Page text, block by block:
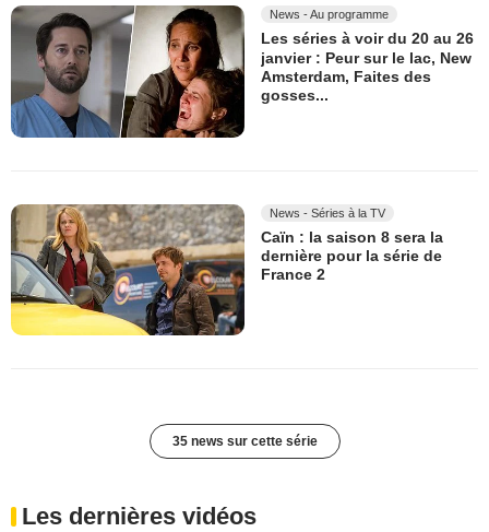
News - Au programme
Les séries à voir du 20 au 26
janvier : Peur sur le lac, New
Amsterdam, Faites des
gosses...
News - Séries à la TV
Caïn : la saison 8 sera la
dernière pour la série de
France 2
35 news sur cette série
Les dernières vidéos